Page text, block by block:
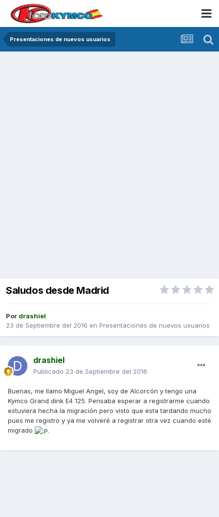
Presentaciones de nuevos usuarios
Saludos desde Madrid
Por drashiel
23 de Septiembre del 2016 en Presentaciones de nuevos usuarios
drashiel
Publicado 23 de Septiembre del 2016
Buenas, me llamo Miguel Angel, soy de Alcorcón y tengo una
Kymco Grand dink E4 125. Pensaba esperar a registrarme cuando
estuviera hecha la migración pero visto que esta tardando mucho
pues me registro y ya me volveré a registrar otra vez cuando esté
migrado
.